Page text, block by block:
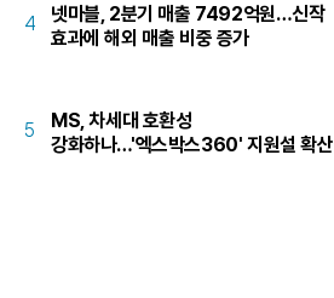
4
넷마블, 2분기 매출 7492억원…신작
효과에 해외 매출 비중 증가
5
MS, 차세대 호환성
강화하나…'엑스박스360' 지원설 확산